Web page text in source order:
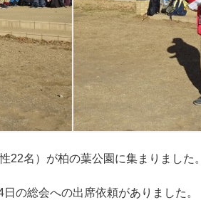
名）が柏の葉公園に集まりました。
の総会への出席依頼がありました。